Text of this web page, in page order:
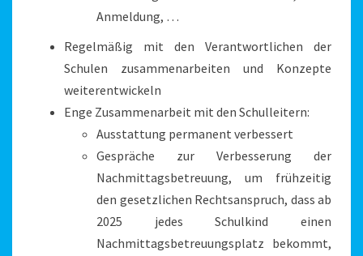
Anmeldung, …
Regelmäßig mit den Verantwortlichen der
Schulen zusammenarbeiten und Konzepte
weiterentwickeln
Enge Zusammenarbeit mit den Schulleitern:
Ausstattung permanent verbessert
Gespräche zur Verbesserung der
Nachmittagsbetreuung, um frühzeitig
den gesetzlichen Rechtsanspruch, dass ab
2025 jedes Schulkind einen
Nachmittagsbetreuungsplatz bekommt,